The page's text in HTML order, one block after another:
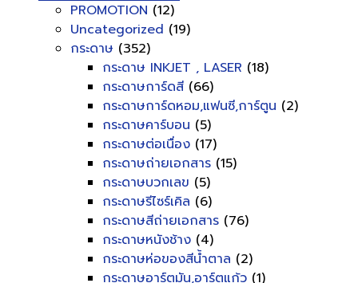
PROMOTION (12)
Uncategorized (19)
กระดาษ (352)
กระดาษ INKJET , LASER (18)
กระดาษการ์ดสี (66)
กระดาษการ์ดหอม,แฟนซี,การ์ตูน (2)
กระดาษคาร์บอน (5)
กระดาษต่อเนื่อง (17)
กระดาษถ่ายเอกสาร (15)
กระดาษบวกเลข (5)
กระดาษรีไซร์เคิล (6)
กระดาษสีถ่ายเอกสาร (76)
กระดาษหนังช้าง (4)
กระดาษห่อของสีน้ำตาล (2)
กระดาษอาร์ตมัน,อาร์ตแก้ว (1)